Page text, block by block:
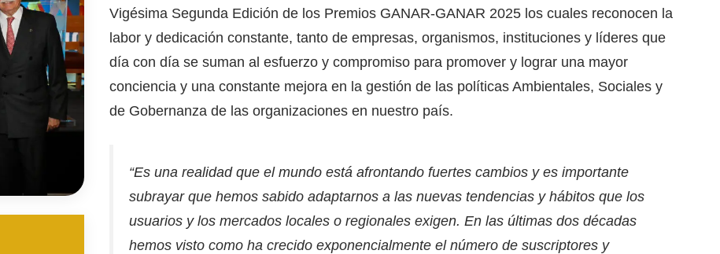
Vigésima Segunda Edición de los Premios GANAR-GANAR 2025 los cuales reconocen la
labor y dedicación constante, tanto de empresas, organismos, instituciones y líderes que
día con día se suman al esfuerzo y compromiso para promover y lograr una mayor
conciencia y una constante mejora en la gestión de las políticas Ambientales, Sociales y
de Gobernanza de las organizaciones en nuestro país.
“Es una realidad que el mundo está afrontando fuertes cambios y es importante
subrayar que hemos sabido adaptarnos a las nuevas tendencias y hábitos que los
usuarios y los mercados locales o regionales exigen. En las últimas dos décadas
hemos visto como ha crecido exponencialmente el número de suscriptores y